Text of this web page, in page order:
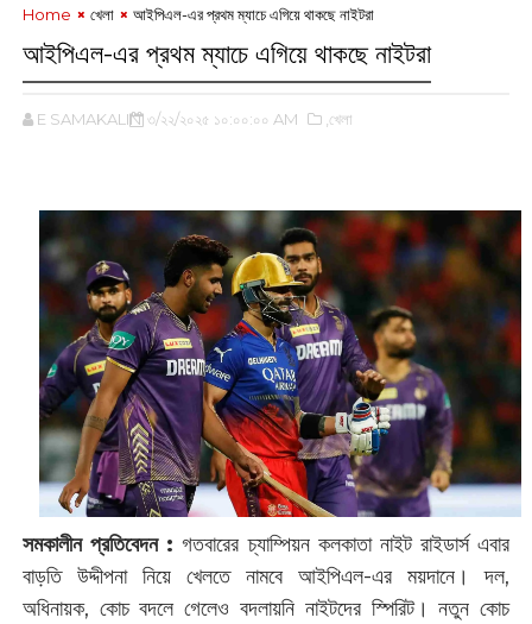
Home খেলা আইপিএল-এর প্রথম ম্যাচে এগিয়ে থাকছে নাইটরা
আইপিএল-এর প্রথম ম্যাচে এগিয়ে থাকছে নাইটরা
E SAMAKALIN ৩/২২/২০২৫ ১০:০০:০০ AM ,খেলা
সমকালীন প্রতিবেদন : ‌গতবারের চ্যাম্পিয়ন কলকাতা নাইট রাইডার্স এবার
বাড়তি উদ্দীপনা নিয়ে খেলতে নামবে আইপিএল-এর ময়দানে। দল,
অধিনায়ক, কোচ বদলে গেলেও বদলায়নি নাইটদের স্পিরিট। নতুন কোচ